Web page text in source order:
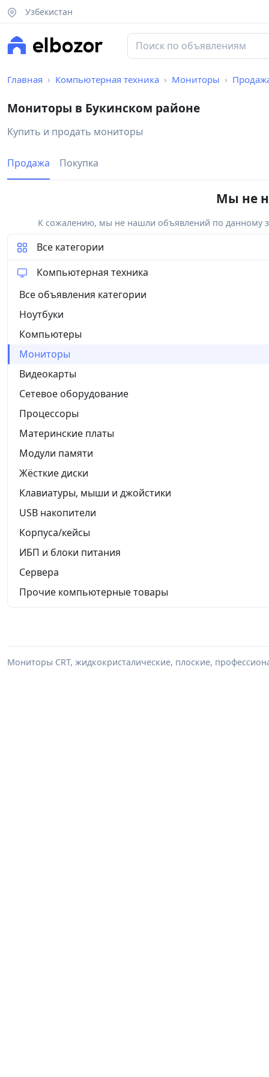
Узбекистан
Главная Компьютерная техника Мониторы
Мониторы в Букинском районе
Купить и продать мониторы
Продажа Покупка
Мы не
К сожалению, мы не нашли объявлений по данному
Все категории
Компьютерная техника
Все объявления категории
Ноутбуки
Компьютеры
Мониторы
Видеокарты
Сетевое оборудование
Процессоры
Материнские платы
Модули памяти
Жёсткие диски
Клавиатуры, мыши и джойстики
USB накопители
Корпуса/кейсы
ИБП и блоки питания
Сервера
Прочие компьютерные товары
Мониторы CRT, жидкокристалические, плоские,